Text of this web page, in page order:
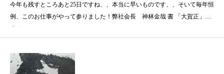
今年も残すところあと25日ですね、、本当に早いものです、、そいて毎年恒
例、このお仕事がやって参りました！弊社会長 神林金哉 書 「大賀正」で
す！